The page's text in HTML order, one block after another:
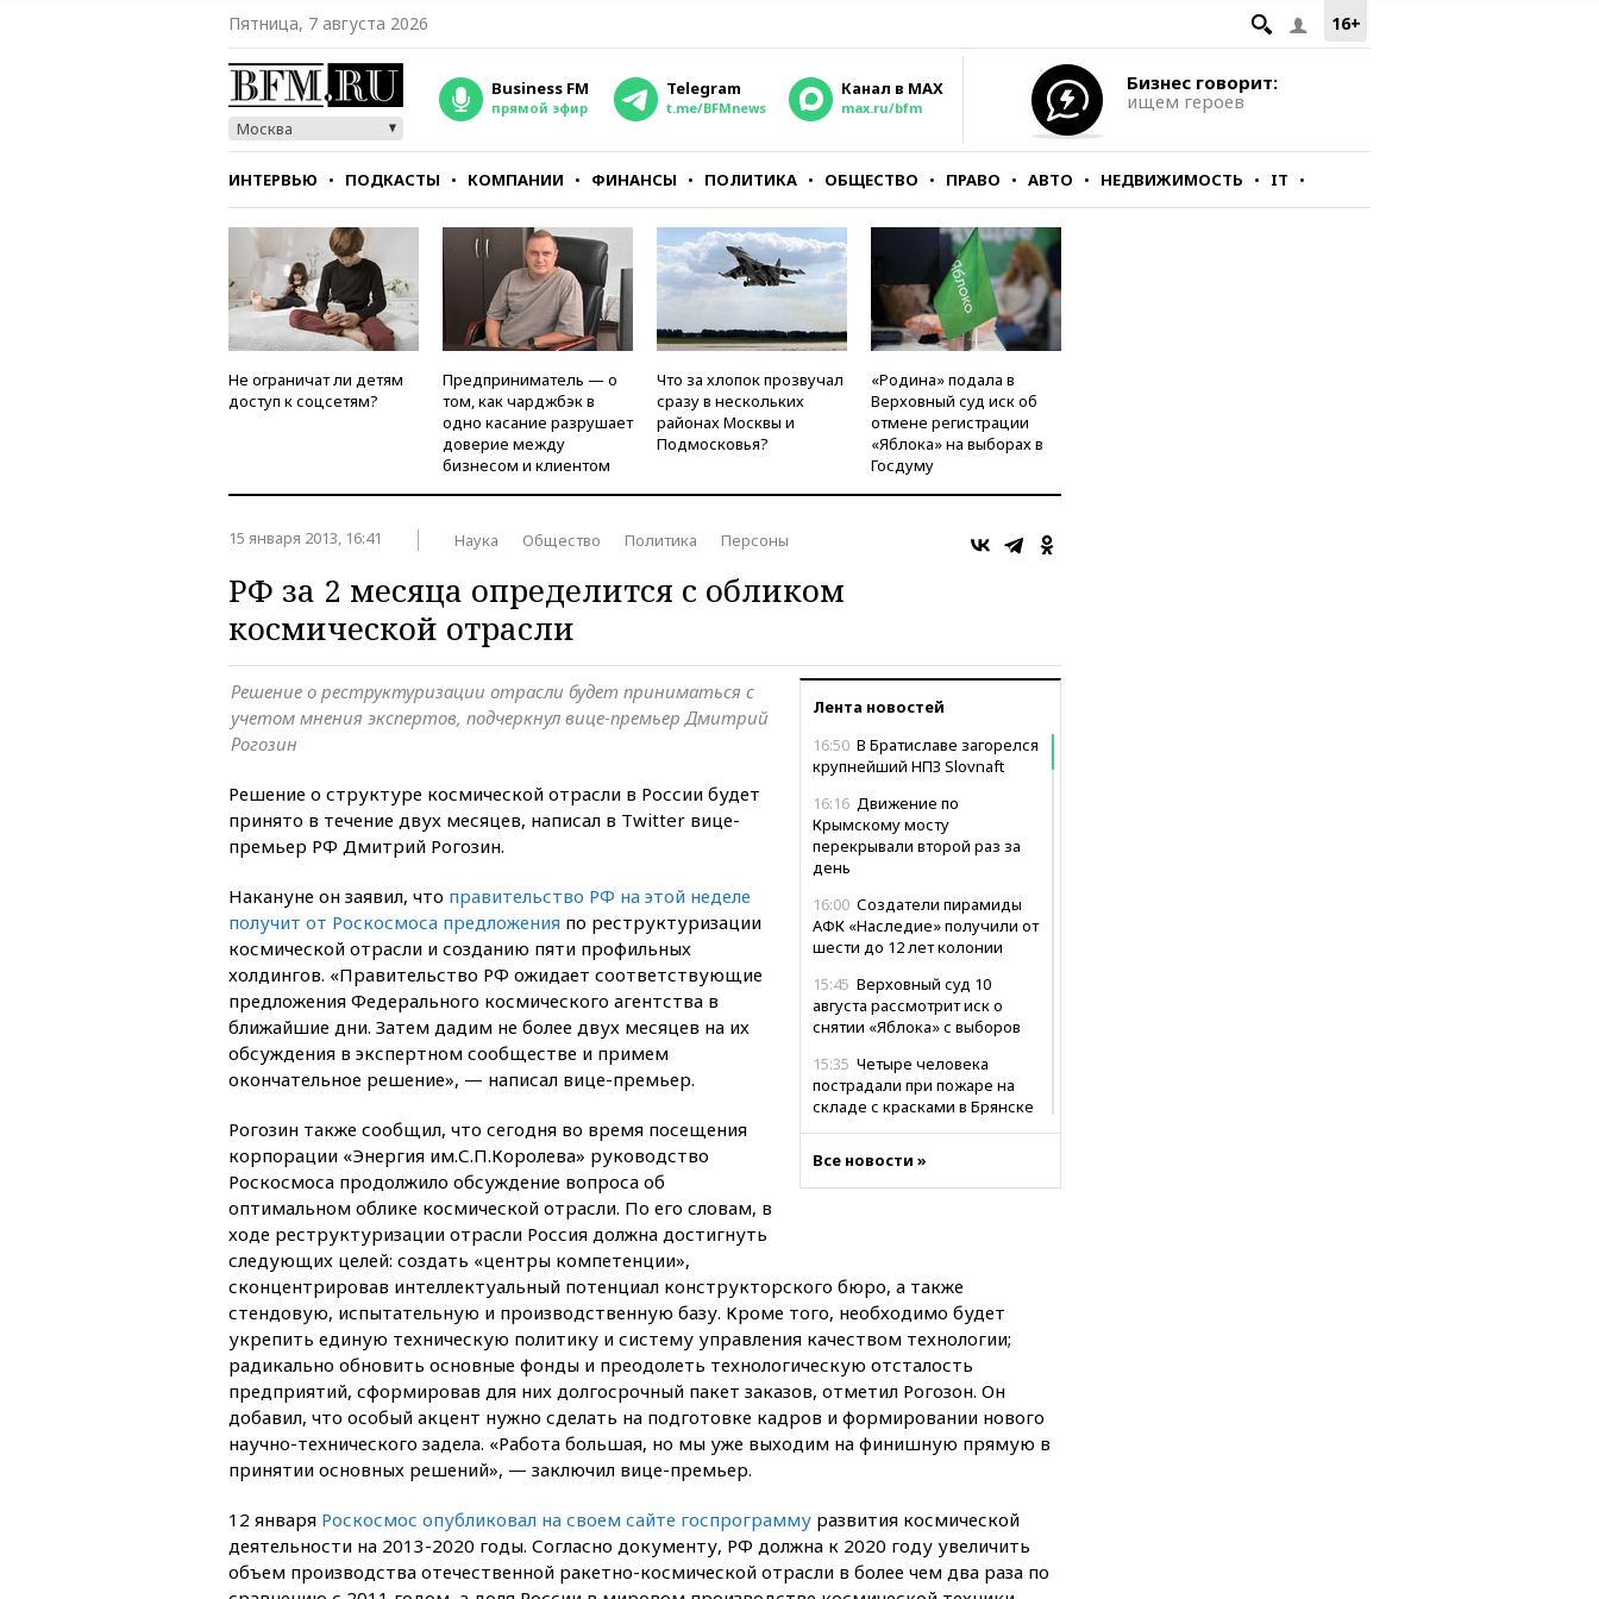
16+
Пятница, 7 августа 2026
Москва
Business FM
прямой эфир
Telegram
t.me/BFMnews
Канал в MAX
max.ru/bfm
Бизнес говорит:
ищем героев
ИНТЕРВЬЮ ПОДКАСТЫ КОМПАНИИ ФИНАНСЫ ПОЛИТИКА ОБЩЕСТВО ПРАВО АВТО НЕДВИЖИМОСТЬ IT
СТИЛЬ ТЕСТЫ
Не ограничат ли детям
доступ к соцсетям?
Предприниматель — о
том, как чарджбэк в
одно касание разрушает
доверие между
бизнесом и клиентом
Что за хлопок прозвучал
сразу в нескольких
районах Москвы и
Подмосковья?
«Родина» подала в
Верховный суд иск об
отмене регистрации
«Яблока» на выборах в
Госдуму
15 января 2013, 16:41 Наука Общество Политика Персоны
РФ за 2 месяца определится с обликом
космической отрасли
Лента новостей
16:50 В Братиславе загорелся
крупнейший НПЗ Slovnaft
16:16 Движение по
Крымскому мосту
перекрывали второй раз за
день
16:00 Создатели пирамиды
АФК «Наследие» получили от
шести до 12 лет колонии
15:45 Верховный суд 10
августа рассмотрит иск о
снятии «Яблока» с выборов
15:35 Четыре человека
пострадали при пожаре на
складе с красками в Брянске
возобновит ежедневные
рейсы в Абу-Даби
альянс
14:39Экс-издатель Popcorn
Books получил условный срок
по делу о пропаганде ЛГБТ
14:34 Минпромторг не
намерен сокращать перечень
товаров для параллельного
одобрил открытие сезона на
105 пляжах в Анапе
14:09 Глава Тувы включил
Все новости »
Решение о реструктуризации отрасли будет приниматься с
учетом мнения экспертов, подчеркнул вице-премьер Дмитрий
Рогозин
Решение о структуре космической отрасли в России будет
принято в течение двух месяцев, написал в Twitter вице-
премьер РФ Дмитрий Рогозин.
Накануне он заявил, что правительство РФ на этой неделе
получит от Роскосмоса предложения по реструктуризации
космической отрасли и созданию пяти профильных
холдингов. «Правительство РФ ожидает соответствующие
предложения Федерального космического агентства в
ближайшие дни. Затем дадим не более двух месяцев на их
обсуждения в экспертном сообществе и примем
окончательное решение», — написал вице-премьер.
Рогозин также сообщил, что сегодня во время посещения
корпорации «Энергия им.С.П.Королева» руководство
Роскосмоса продолжило обсуждение вопроса об
оптимальном облике космической отрасли. По его словам, в
ходе реструктуризации отрасли Россия должна достигнуть
следующих целей: создать «центры компетенции»,
сконцентрировав интеллектуальный потенциал конструкторского бюро, а также
стендовую, испытательную и производственную базу. Кроме того, необходимо будет
укрепить единую техническую политику и систему управления качеством технологии;
радикально обновить основные фонды и преодолеть технологическую отсталость
предприятий, сформировав для них долгосрочный пакет заказов, отметил Рогозон. Он
добавил, что особый акцент нужно сделать на подготовке кадров и формировании нового
научно-технического задела. «Работа большая, но мы уже выходим на финишную прямую в
принятии основных решений», — заключил вице-премьер.
12 января Роскосмос опубликовал на своем сайте госпрограмму развития космической
деятельности на 2013-2020 годы. Согласно документу, РФ должна к 2020 году увеличить
объем производства отечественной ракетно-космической отрасли в более чем два раза по